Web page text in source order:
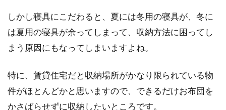
どの寝具にダニは住み付きやすい？
梅雨時期の駆除方法って？
ダニはどんな寝具に住み着きやすいのでしょう
か。寝具は毎日使うものなので、湿気やダニな
しかし寝具にこだわると、夏には冬用の寝具が、冬に
は夏用の寝具が余ってしまって、収納方法に困ってし
まう原因にもなってしまいますよね。
特に、賃貸住宅だと収納場所がかなり限られている物
件がほとんどかと思いますので、できるだけお布団を
かさばらせずに収納したいところです。